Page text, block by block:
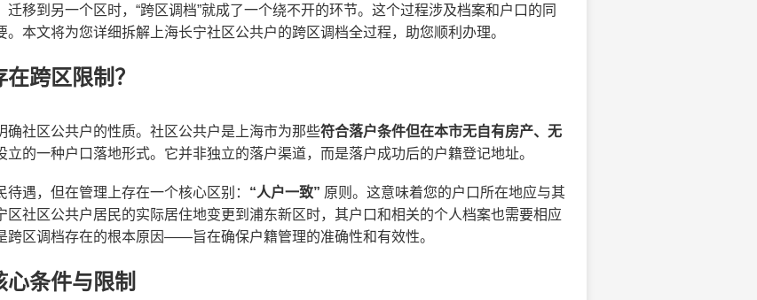
移到另一个区时，“跨区调档”就成了一个绕不开的环节。这个过程涉及档案和户口的同
本文将为您详细拆解上海长宁社区公共户的跨区调档全过程，助您顺利办理。
跨区限制？
社区公共户的性质。社区公共户是上海市为那些符合落户条件但在本市无自有房产、无
立的一种户口落地形式。它并非独立的落户渠道，而是落户成功后的户籍登记地址。
遇，但在管理上存在一个核心区别： “人户一致” 原则。这意味着您的户口所在地应与其
社区公共户居民的实际居住地变更到浦东新区时，其户口和相关的个人档案也需要相应
跨区调档存在的根本原因——旨在确保户籍管理的准确性和有效性。
条件与限制